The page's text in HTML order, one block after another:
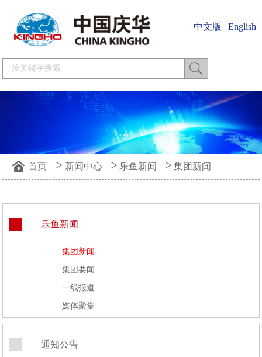
中文版 | English
首页 > 新闻中心 > 乐鱼新闻 > 集团新闻
乐鱼新闻
集团新闻
集团要闻
一线报道
媒体聚集
通知公告